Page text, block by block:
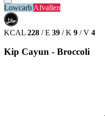
Lowcarb Afvallen
حلال
HALAL
KCAL 228 / E 39 / K 9 / V 4
Kip Cayun - Broccoli